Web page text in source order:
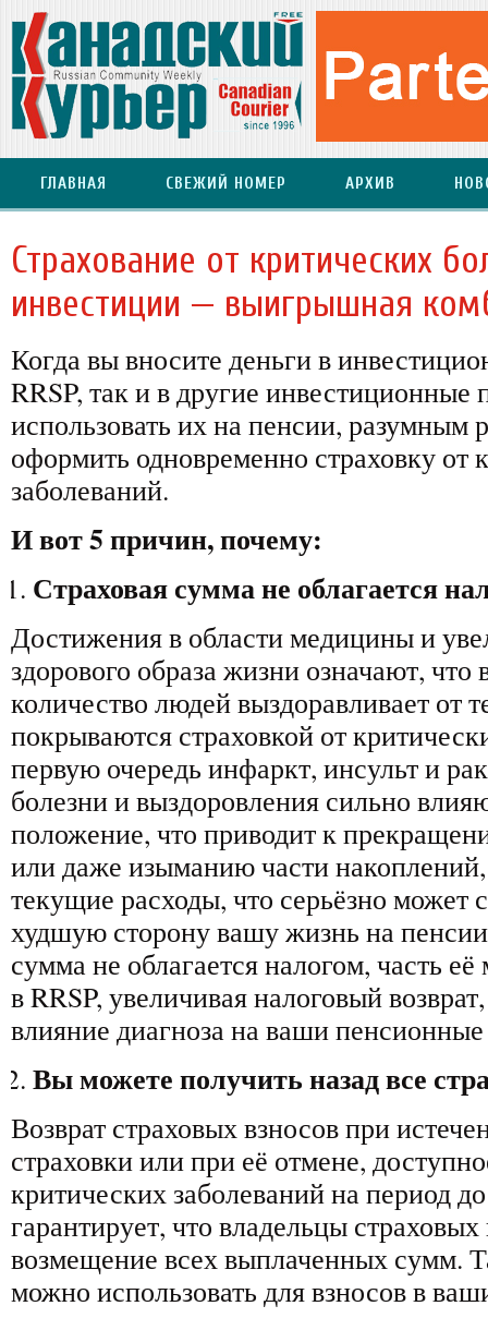
ГЛАВНАЯ СВЕЖИЙ НОМЕР АРХИВ
Страхование от критических
инвестиции — выигрышная
Когда вы вносите деньги в
RRSP, так и в другие инвестиционные
использовать их на пенсии,
оформить одновременно страховку от
заболеваний.
И вот 5 причин, почему:
Страховая сумма не облагается
Достижения в области медицины и
здорового образа жизни означают, что
количество людей выздоравливает от
покрываются страховкой от
первую очередь инфаркт, инсульт и
болезни и выздоровления сильно
положение, что приводит к
или даже изыманию части
текущие расходы, что серьёзно может
худшую сторону вашу жизнь на
сумма не облагается налогом, часть
в RRSP, увеличивая налоговый
влияние диагноза на ваши
Вы можете получить назад все
Возврат страховых взносов при
страховки или при её отмене,
критических заболеваний на период
гарантирует, что владельцы
возмещение всех выплаченных сумм.
можно использовать для взносов в